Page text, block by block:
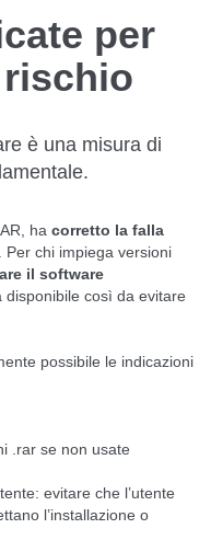
per
è una misura di
ha corretto la falla
Per chi impiega versioni
il software
disponibile così da evitare
possibile le indicazioni
.rar se non usate
evitare che l’utente
l’installazione o